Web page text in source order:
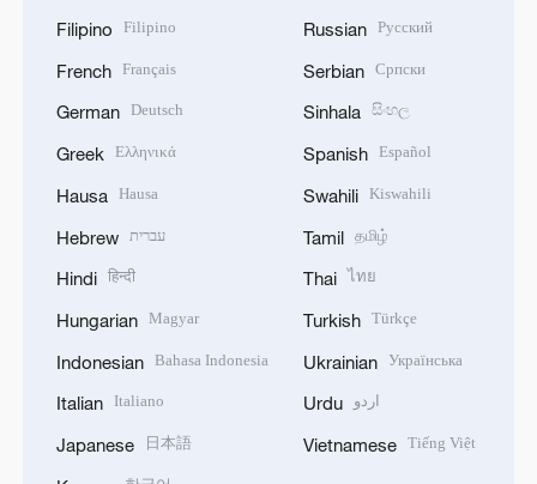
Filipino Filipino
French Français
German Deutsch
Greek Ελληνικά
Hausa Hausa
Hebrew עברית
Hindi हिन्दी
Hungarian Magyar
Indonesian Bahasa Indonesia
Italian Italiano
Japanese 日本語
Russian Русский
Serbian Српски
Sinhala සිංහල
Spanish Español
Swahili Kiswahili
Tamil தமிழ்
Thai ไทย
Turkish Türkçe
Ukrainian Українська
Urdu اردو
Vietnamese Tiếng Việt